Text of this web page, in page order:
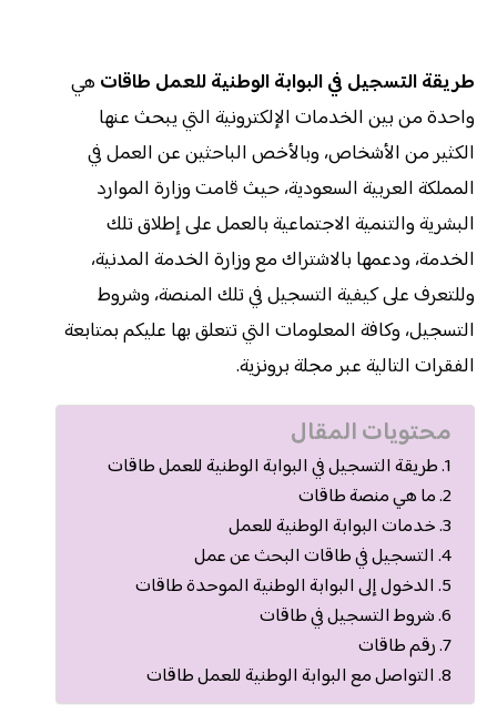
طريقة التسجيل في البوابة الوطنية للعمل طاقات هي
واحدة من بين الخدمات الإلكترونية التي يبحث عنها
الكثير من الأشخاص، وبالأخص الباحثين عن العمل في
المملكة العربية السعودية، حيث قامت وزارة الموارد
البشرية والتنمية الاجتماعية بالعمل على إطلاق تلك
الخدمة، ودعمها بالاشتراك مع وزارة الخدمة المدنية،
وللتعرف على كيفية التسجيل في تلك المنصة، وشروط
التسجيل، وكافة المعلومات التي تتعلق بها عليكم بمتابعة
الفقرات التالية عبر مجلة برونزية.
محتويات المقال
طريقة التسجيل في البوابة الوطنية للعمل طاقات
ما هي منصة طاقات
خدمات البوابة الوطنية للعمل
التسجيل في طاقات البحث عن عمل
الدخول إلى البوابة الوطنية الموحدة طاقات
شروط التسجيل في طاقات
رقم طاقات
التواصل مع البوابة الوطنية للعمل طاقات